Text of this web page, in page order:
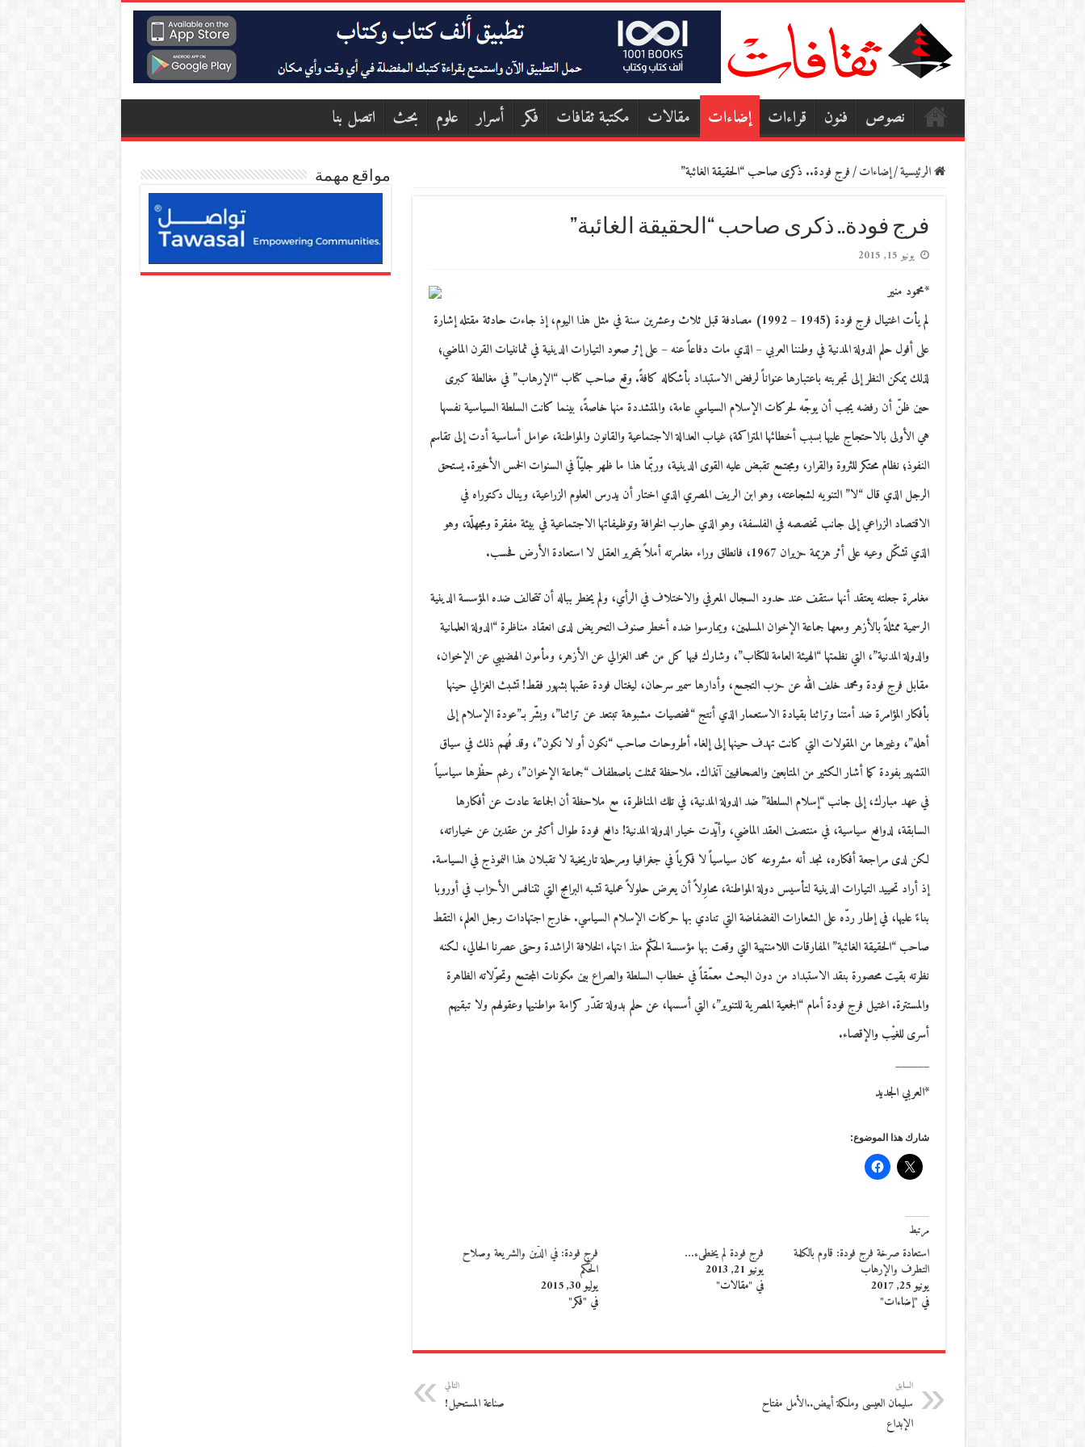
نصوص فنون قراءات إضاءات مقالات مكتبة ثقافات فكر أسرار علوم بحث اتصل بنا
الرئيسية/إضاءات/فرج فودة.. ذكرى صاحب “الحقيقة الغائبة”
فرج فودة.. ذكرى صاحب “الحقيقة الغائبة”
يونيو 15, 2015
*محمود منير
لم يأت اغتيال فرج فودة (1945 – 1992) مصادفة قبل ثلاث وعشرين سنة في مثل هذا اليوم، إذ جاءت حادثة مقتله إشارة
على أفول حلم الدولة المدنية في وطننا العربي – الذي مات دفاعاً عنه – على إثر صعود التيارات الدينية في ثماننيات القرن الماضي؛
لذلك يمكن النظر إلى تجربته باعتبارها عنواناً لرفض الاستبداد بأشكاله كافةً. وقع صاحب كتاب “الإرهاب” في مغالطة كبرى
حين ظنّ أن رفضه يجب أن يوجّه لحركات الإسلام السياسي عامة، والمتشددة منها خاصةً، بينما كانت السلطة السياسية نفسها
هي الأولى بالاحتجاج عليها بسبب أخطائها المتراكمة؛ غياب العدالة الاجتماعية والقانون والمواطنة، عوامل أساسية أدت إلى تقاسم
النفوذ؛ نظام محتكر للثروة والقرار، ومجتمع تقبض عليه القوى الدينية، وربّما هذا ما ظهر جليّاً في السنوات الخمس الأخيرة. يستحق
الرجل الذي قال “لا” التنويه لشجاعته، وهو ابن الريف المصري الذي اختار أن يدرس العلوم الزراعية، وينال دكتوراه في
الاقتصاد الزراعي إلى جانب تخصصه في الفلسفة، وهو الذي حارب الخرافة وتوظيفاتها الاجتماعية في بيئة مفقرة ومجهلّة، وهو
الذي تشكّل وعيه على أثر هزيمة حزيران 1967، فانطلق وراء مغامرته أملاً بتحرير العقل لا استعادة الأرض فحسب.
مغامرة جعلته يعتقد أنها ستقف عند حدود السجال المعرفي والاختلاف في الرأي، ولم يخطر بباله أن تتحالف ضده المؤسسة الدينية
الرسمية ممثلةً بالأزهر ومعها جماعة الإخوان المسلمين، ويمارسوا ضده أخطر صنوف التحريض لدى انعقاد مناظرة “الدولة العلمانية
والدولة المدنية”، التي نظمتها “الهيئة العامة للكتاب”، وشارك فيها كل من محمد الغزالي عن الأزهر، ومأمون الهضيبي عن الإخوان،
مقابل فرج فودة ومحمد خلف الله عن حزب التجمع، وأدارها سمير سرحان، ليغتال فودة عقبها بشهور فقط! تشبث الغزالي حينها
بأفكار المؤامرة ضد أمتنا وتراثنا بقيادة الاستعمار الذي أنتج “شخصيات مشبوهة تبتعد عن تراثنا”، وبشّر بـ”عودة الإسلام إلى
أهله”، وغيرها من المقولات التي كانت تهدف حينها إلى إلغاء أطروحات صاحب “نكون أو لا نكون”، وقد فُهم ذلك في سياق
التشهير بفودة كما أشار الكثير من المتابعين والصحافيين آنذاك. ملاحظة تمثلت باصطفاف “جماعة الإخوان”، رغم حظْرها سياسياً
في عهد مبارك، إلى جانب “إسلام السلطة” ضد الدولة المدنية، في تلك المناظرة، مع ملاحظة أن الجماعة عادت عن أفكارها
السابقة، لدوافع سياسية، في منتصف العقد الماضي، وأيّدت خيار الدولة المدنية! دافع فودة طوال أكثر من عقدين عن خياراته،
لكن لدى مراجعة أفكاره، نجد أنه مشروعه كان سياسياً لا فكرياً في جغرافيا ومرحلة تاريخية لا تقبلان هذا النموذج في السياسة.
إذ أراد تحييد التيارات الدينية لتأسيس دولة المواطنة، محاوِلاً أن يعرض حلولاً عملية تشبه البرامج التي تتنافس الأحزاب في أوروبا
بناءً عليها، في إطار ردّه على الشعارات الفضفاضة التي تنادي بها حركات الإسلام السياسي. خارج اجتهادات رجل العلم، التقط
صاحب “الحقيقة الغائبة” المفارقات اللامنتهية التي وقعت بها مؤسسة الحكْم منذ انتهاء الخلافة الراشدة وحتى عصرنا الحالي، لكنه
نظرته بقيت محصورة بنقد الاستبداد من دون البحث معمّقاً في خطاب السلطة والصراع بين مكونات المجتمع وتحوّلاته الظاهرة
والمستترة. اغتيل فرج فودة أمام “الجمعية المصرية للتنوير”، التي أسسها، عن حلم بدولة تقدّر كرامة مواطنيها وعقولهم ولا تبقيهم
أسرى للغيْب والإقصاء.
______
*العربي الجديد
شارك هذا الموضوع:
مرتبط
استعادة صرخة فرج فودة: قاوم بالكلمة
التطرف والإرهاب
يونيو 25, 2017
في "إضاءات"
فرج فودة لم يخطىء…
يونيو 21, 2013
في "مقالات"
فرج فودة: في الدّين والشريعة وصلاح
الحُكم
يوليو 30, 2015
في "فكر"
السابق
سليمان العيسى وملكة أبيض..الأمل مفتاح
الإبداع
التالي
صناعة المستحيل!
مواقع مهمة